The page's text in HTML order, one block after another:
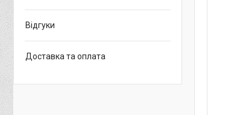
Відгуки
Доставка та оплата